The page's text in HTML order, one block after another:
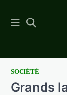
SkipSOCIÉTÉ
Grands